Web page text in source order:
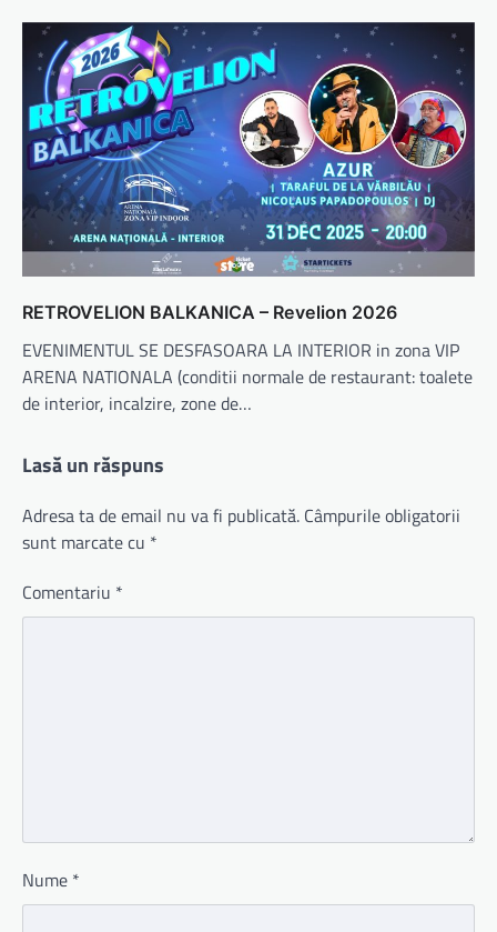
RETROVELION BALKANICA – Revelion 2026
EVENIMENTUL SE DESFASOARA LA INTERIOR in zona VIP
ARENA NATIONALA (conditii normale de restaurant: toalete
de interior, incalzire, zone de…
Lasă un răspuns
Adresa ta de email nu va fi publicată. Câmpurile obligatorii
sunt marcate cu *
Comentariu *
Nume *